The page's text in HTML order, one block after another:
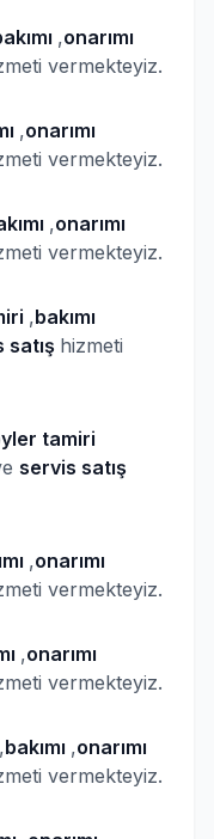
,onarımı
vermekteyiz.
,onarımı
vermekteyiz.
,onarımı
vermekteyiz.
,bakımı
satış hizmeti
tamiri
servis satış
,onarımı
vermekteyiz.
,onarımı
vermekteyiz.
,bakımı ,onarımı
vermekteyiz.